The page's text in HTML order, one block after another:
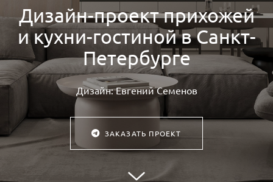
Дизайн-проект прихожей
и кухни-гостиной в Санкт-
Петербурге
Дизайн: Евгений Семенов
ЗАКАЗАТЬ ПРОЕКТ